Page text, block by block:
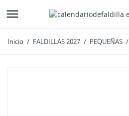

Inicio FALDILLAS 2027 PEQUEÑAS